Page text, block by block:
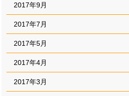
2017年9月
2017年7月
2017年5月
2017年4月
2017年3月